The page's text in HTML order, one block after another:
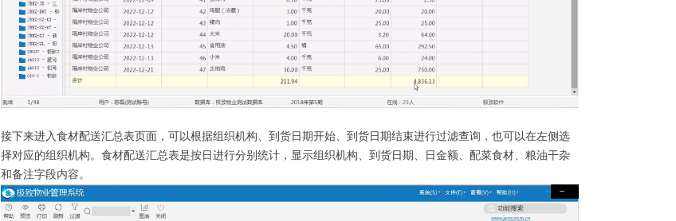
接下来进入食材配送汇总表页面，可以根据组织机构、到货日期开始、到货日期结束进行过滤查询，也可以在左侧选
择对应的组织机构。食材配送汇总表是按日进行分别统计，显示组织机构、到货日期、日金额、配菜食材、粮油干杂
和备注字段内容。